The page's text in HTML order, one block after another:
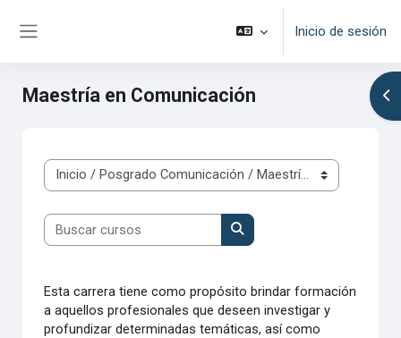
Inicio de sesión
Maestría en Comunicación
Categorías del curso
Buscar cursos
Buscar cursos
Esta carrera tiene como propósito brindar formación
a aquellos profesionales que deseen investigar y
profundizar determinadas temáticas, así como